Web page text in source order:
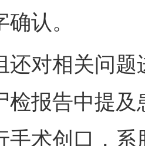
认。
相关问题
检报告中提
手术创口，